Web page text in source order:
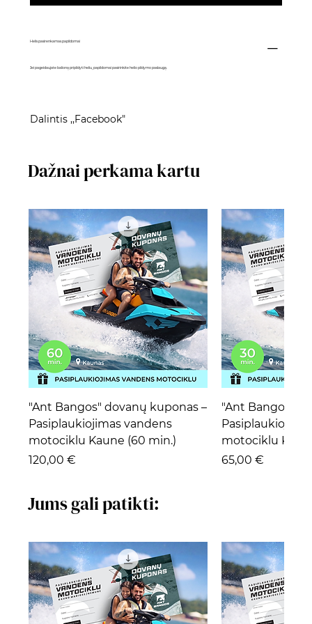
Helis pasirenkamas papildomai
Jei pageidaujate balioną pripildyti heliu, papildomai pasirinkitehelio pildymo paslaugą.
Dalintis ,,Facebook"
Dažnai perkama kartu
"Ant Bangos" dovanų kuponas –
Pasiplaukiojimas vandens
motociklu Kaune (60 min.)
Kaina
120,00 €
"Ant Bangos"
motociklu
Kaina
65,00 €
Jums gali patikti: